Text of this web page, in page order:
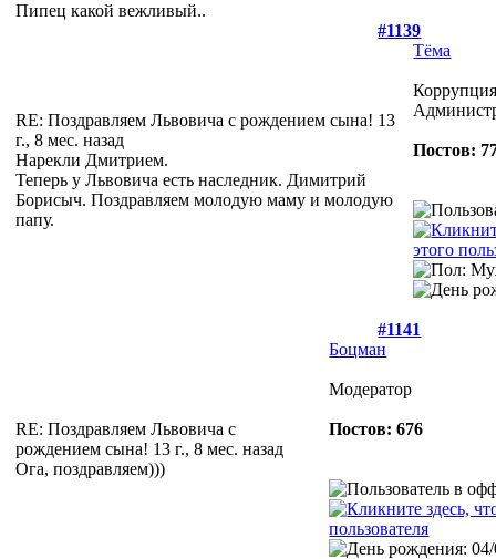
Пипец какой вежливый..
#1139
RE: Поздравляем Львовича с рождением сына! 13
г., 8 мес. назад
Нарекли Дмитрием.
Теперь у Львовича есть наследник. Димитрий
Борисыч. Поздравляем молодую маму и молодую
папу.
Тёма
Постов:
#1141
RE: Поздравляем Львовича с
рождением сына! 13 г., 8 мес. назад
Ога, поздравляем)))
Боцман
Модератор
Постов: 676